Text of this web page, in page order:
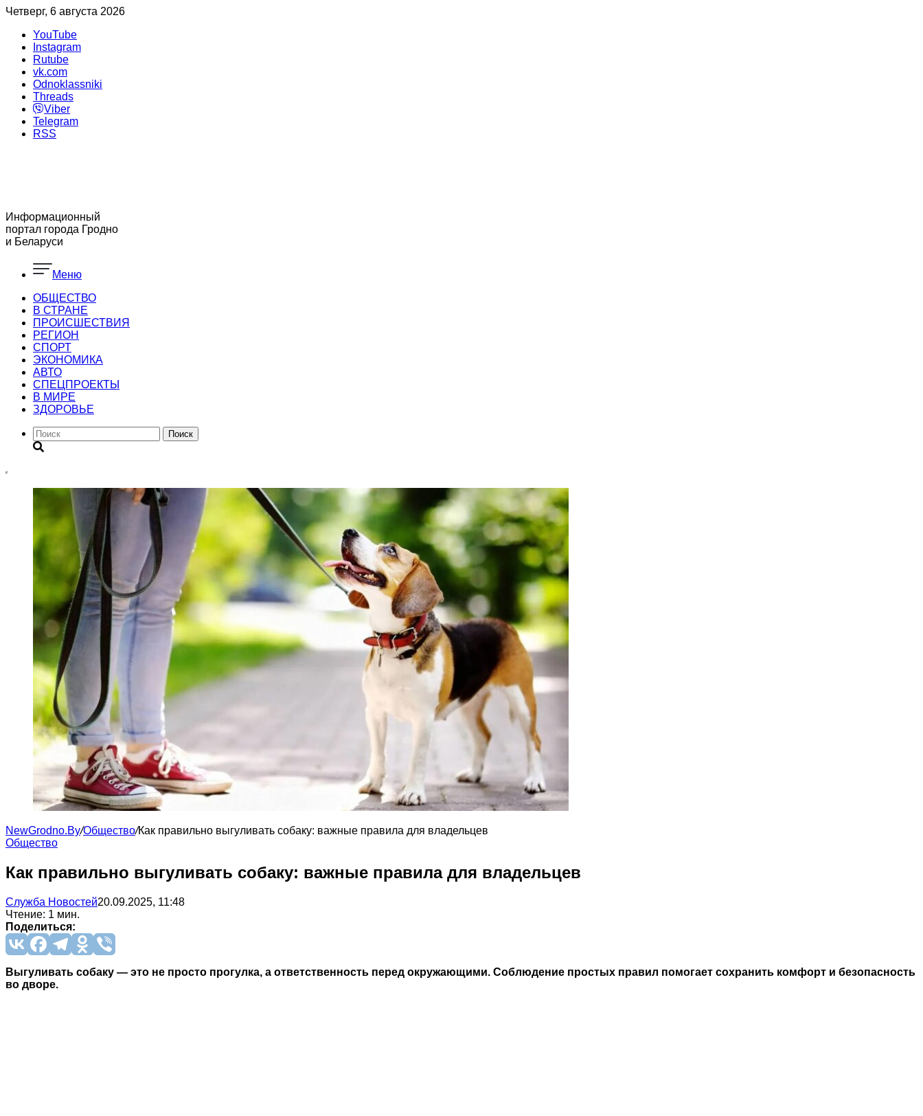
Четверг, 6 августа 2026
YouTube
Instagram
Rutube
vk.com
Odnoklassniki
Threads
Viber
Telegram
RSS
Информационный
портал города Гродно
и Беларуси
Меню
ОБЩЕСТВО
В СТРАНЕ
ПРОИСШЕСТВИЯ
РЕГИОН
CПОРТ
ЭКОНОМИКА
АВТО
СПЕЦПРОЕКТЫ
В МИРЕ
ЗДОРОВЬЕ
Поиск
NewGrodno.By/Общество/Как правильно выгуливать собаку: важные правила для владельцев
Общество
Как правильно выгуливать собаку: важные правила для владельцев
Служба Новостей20.09.2025, 11:48
Чтение: 1 мин.
Поделиться:
Выгуливать собаку — это не просто прогулка, а ответственность перед окружающими. Соблюдение простых правил помогает сохранить комфорт и безопасность
во дворе.